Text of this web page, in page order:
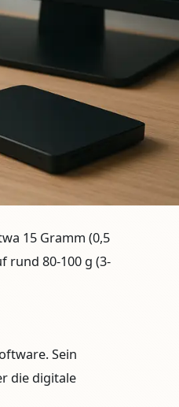
15 Gramm (0,5
rund 80-100 g (3-
Sein
die digitale